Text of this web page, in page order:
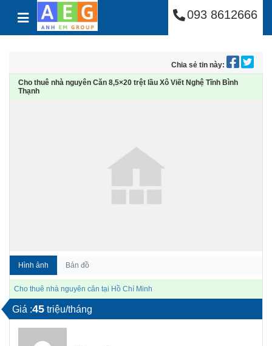
Skip to content Công Ty Cổ Phần
093 8612666
Chia sẻ tin này:
Cho thuê nhà nguyên Căn 8,5×20 trệt lầu Xô Viết Nghệ Tĩnh Bình
Thạnh
Hình ảnh Bản đồ
Cho thuê nhà nguyên căn tại Hồ Chí Minh
Giá :45 triệu/tháng